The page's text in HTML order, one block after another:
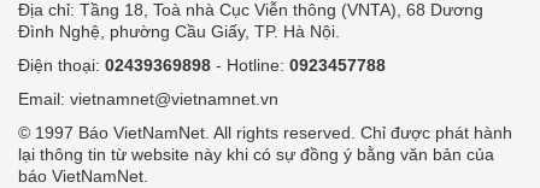
Địa chỉ: Tầng 18, Toà nhà Cục Viễn thông (VNTA), 68 Dương
Đình Nghệ, phường Cầu Giấy, TP. Hà Nội.
Điện thoại: 02439369898 - Hotline: 0923457788
Email: vietnamnet@vietnamnet.vn
© 1997 Báo VietNamNet. All rights reserved. Chỉ được phát hành
lại thông tin từ website này khi có sự đồng ý bằng văn bản của
báo VietNamNet.